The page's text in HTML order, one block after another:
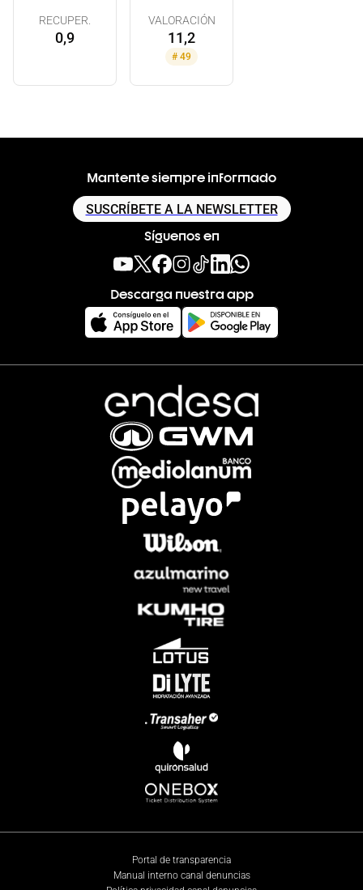
RECUPER.
0,9
VALORACIÓN
11,2
# 49
Mantente siempre informado
SUSCRÍBETE A LA NEWSLETTER
Síguenos en
Descarga nuestra app
Portal de transparencia
Manual interno canal denuncias